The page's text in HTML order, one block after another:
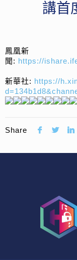
講首
鳳凰新
聞: https://
新華社: https://
Share